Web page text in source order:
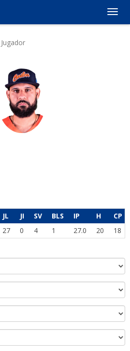
Jugador
JL JI SV BLS IP H
CP
27 0 4 1 27.0 20 18